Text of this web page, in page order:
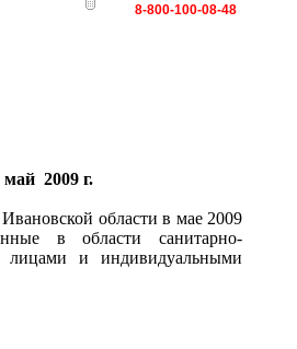
8-800-100-08-48
май 2009 г.
области в мае 2009
в области санитарно-
лицами и индивидуальными